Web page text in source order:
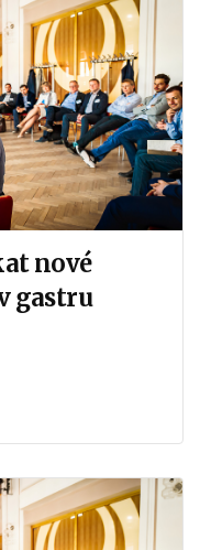
nové
gastru